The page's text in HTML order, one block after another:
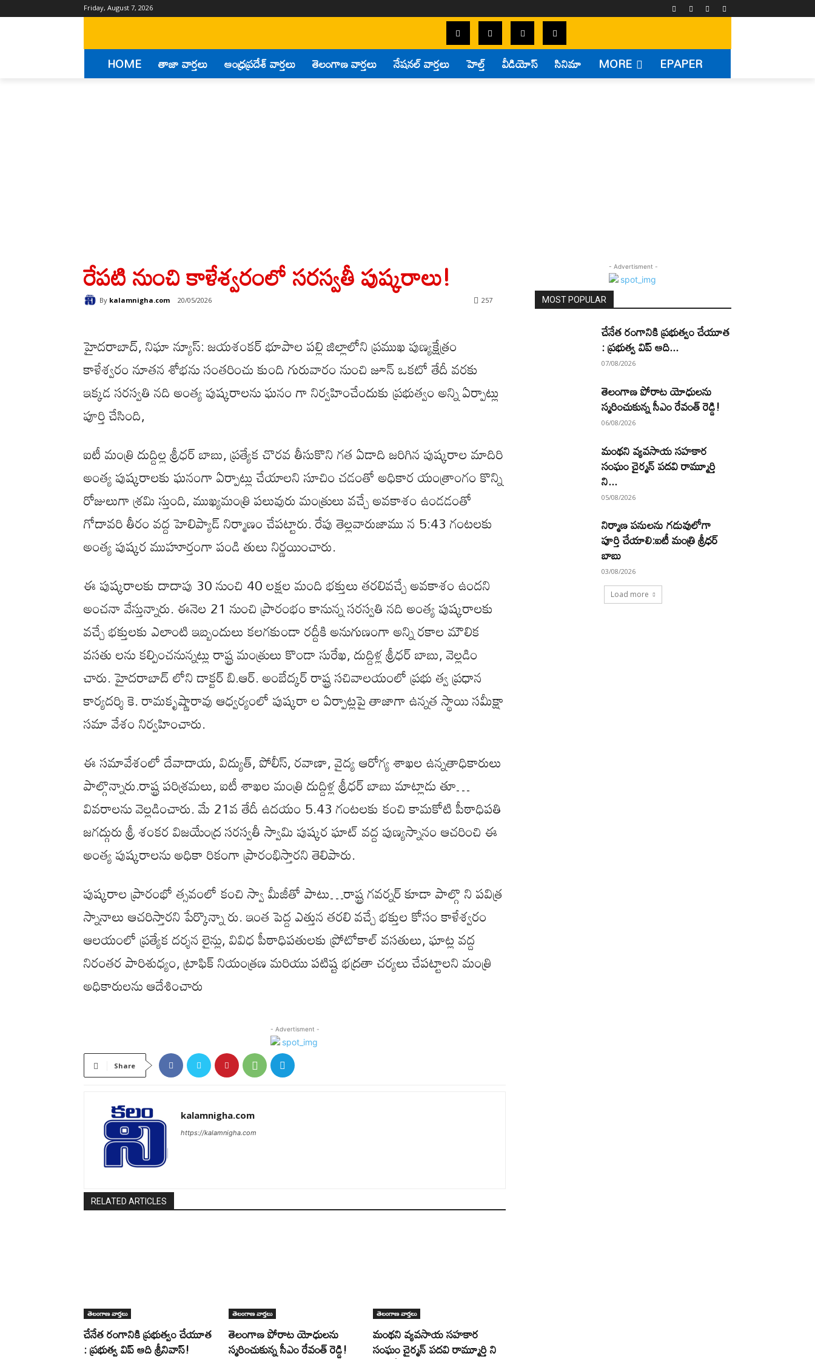
Friday, August 7, 2026
HOME తాజా వార్తలు ఆంధ్రప్రదేశ్ వార్తలు తెలంగాణ వార్తలు నేషనల్ వార్తలు హెల్త్ వీడియోస్ సినిమా MORE EPAPER
రేపటి నుంచి కాళేశ్వరంలో సరస్వతీ పుష్కరాలు!
By kalamnigha.com 20/05/2026 257
హైదరాబాద్, నిఘా న్యూస్: జయశంకర్ భూపాల పల్లి జిల్లాలోని ప్రముఖ పుణ్యక్షేత్రం
కాళేశ్వరం నూతన శోభను సంతరించు కుంది గురువారం నుంచి జూన్ ఒకటో తేదీ వరకు
ఇక్కడ సరస్వతి నది అంత్య పుష్కరాలను ఘనం గా నిర్వహించేందుకు ప్రభుత్వం అన్ని ఏర్పాట్లు
పూర్తి చేసింది,
ఐటీ మంత్రి దుద్దిల్ల శ్రీధర్ బాబు, ప్రత్యేక చొరవ తీసుకొని గత ఏడాది జరిగిన పుష్కరాల మాదిరి
అంత్య పుష్కరాలకు ఘనంగా ఏర్పాట్లు చేయాలని సూచిం చడంతో అధికార యంత్రాంగం కొన్ని
రోజులుగా శ్రమి స్తుంది, ముఖ్యమంత్రి పలువురు మంత్రులు వచ్చే అవకాశం ఉండడంతో
గోదావరి తీరం వద్ద హెలిప్యాడ్ నిర్మాణం చేపట్టారు. రేపు తెల్లవారుజాము న 5:43 గంటలకు
అంత్య పుష్కర ముహూర్తంగా పండి తులు నిర్ణయించారు.
ఈ పుష్కరాలకు దాదాపు 30 నుంచి 40 లక్షల మంది భక్తులు తరలివచ్చే అవకాశం ఉందని
అంచనా వేస్తున్నారు. ఈనెల 21 నుంచి ప్రారంభం కానున్న సరస్వతి నది అంత్య పుష్కరాలకు
వచ్చే భక్తులకు ఎలాంటి ఇబ్బందులు కలగకుండా రద్దీకి అనుగుణంగా అన్ని రకాల మౌలిక
వసతు లను కల్పించనున్నట్లు రాష్ట్ర మంత్రులు కొండా సురేఖ, దుద్దిళ్ల శ్రీధర్ బాబు, వెల్లడిం
చారు. హైదరాబాద్‌ లోని డాక్టర్ బి.ఆర్. అంబేద్కర్ రాష్ట్ర సచివాలయంలో ప్రభు త్వ ప్రధాన
కార్యదర్శి కె. రామకృష్ణారావు ఆధ్వర్యంలో పుష్కరా ల ఏర్పాట్లపై తాజాగా ఉన్నత స్థాయి సమీక్షా
సమా వేశం నిర్వహించారు.
ఈ సమావేశంలో దేవాదాయ, విద్యుత్, పోలీస్, రవాణా, వైద్య ఆరోగ్య శాఖల ఉన్నతాధికారులు
పాల్గొన్నారు.రాష్ట్ర పరిశ్రమలు, ఐటీ శాఖల మంత్రి దుద్దిళ్ల శ్రీధర్ బాబు మాట్లాడు తూ…
వివరాలను వెల్లడించారు. మే 21వ తేదీ ఉదయం 5.43 గంటలకు కంచి కామకోటి పీఠాధిపతి
జగద్గురు శ్రీ శంకర విజయేంద్ర సరస్వతీ స్వామి పుష్కర ఘాట్ వద్ద పుణ్యస్నానం ఆచరించి ఈ
అంత్య పుష్కరాలను అధికా రికంగా ప్రారంభిస్తారని తెలిపారు.
పుష్కరాల ప్రారంభో త్సవంలో కంచి స్వా మీజీతో పాటు…రాష్ట్ర గవర్నర్ కూడా పాల్గొ ని పవిత్ర
స్నానాలు ఆచరిస్తారని పేర్కొన్నా రు. ఇంత పెద్ద ఎత్తున తరలి వచ్చే భక్తుల కోసం కాళేశ్వరం
ఆలయంలో ప్రత్యేక దర్శన లైన్లు, వివిధ పీఠాధిపతులకు ప్రోటోకాల్ వసతులు, ఘాట్ల వద్ద
నిరంతర పారిశుధ్యం, ట్రాఫిక్ నియంత్రణ మరియు పటిష్ట భద్రతా చర్యలు చేపట్టాలని మంత్రి
అధికారులను ఆదేశించారు
- Advertisment -
Share
kalamnigha.com
https://kalamnigha.com
RELATED ARTICLES
తెలంగాణ వార్తలు
చేనేత రంగానికి ప్రభుత్వం చేయూత
: ప్రభుత్వ విప్ ఆది శ్రీనివాస్!
తెలంగాణ వార్తలు
తెలంగాణ పోరాట యోధులను
స్మరించుకున్న సీఎం రేవంత్ రెడ్డి!
తెలంగాణ వార్తలు
మంథని వ్యవసాయ సహకార
సంఘం చైర్మన్ పదవి రామ్మూర్తి ని
- Advertisment -
MOST POPULAR
చేనేత రంగానికి ప్రభుత్వం చేయూత
: ప్రభుత్వ విప్ ఆది...
07/08/2026
తెలంగాణ పోరాట యోధులను
స్మరించుకున్న సీఎం రేవంత్ రెడ్డి!
06/08/2026
మంథని వ్యవసాయ సహకార
సంఘం చైర్మన్ పదవి రామ్మూర్తి
ని...
05/08/2026
నిర్మాణ పనులను గడువులోగా
పూర్తి చేయాలి:ఐటీ మంత్రి శ్రీధర్
బాబు
03/08/2026
Load more